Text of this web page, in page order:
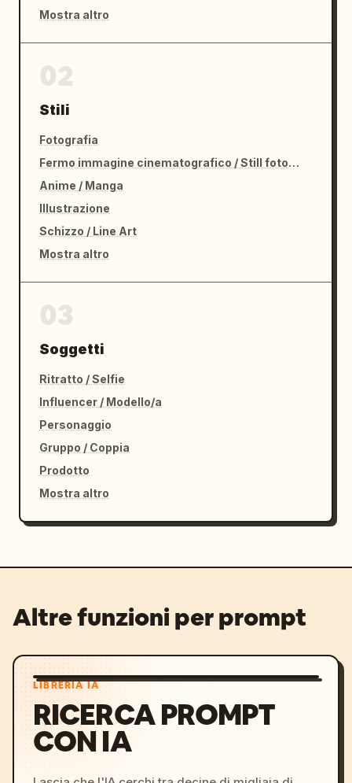
Mostra altro
Stili
Fotografia
Fermo immagine cinematografico / Still fotografico
Anime / Manga
Illustrazione
Schizzo / Line Art
Mostra altro
Soggetti
Ritratto / Selfie
Influencer / Modello/a
Personaggio
Gruppo / Coppia
Prodotto
Mostra altro
Altre funzioni per prompt
LIBRERIA IA
RICERCA PROMPT
CON IA